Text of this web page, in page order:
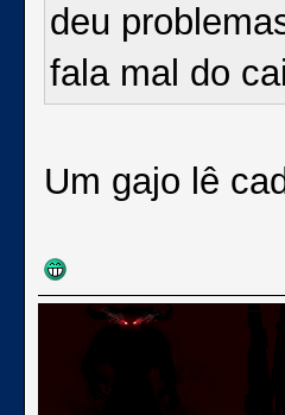
deu
fala mal do
Um gajo lê